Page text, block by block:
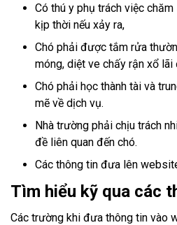
Có thú y phụ trách việc
kịp thời nếu xảy ra,
Chó phải được tắm rửa
móng, diệt ve chấy rận xổ lãi
Chó phải học thành tài và
mẽ về dịch vụ.
Nhà trường phải chịu trách
đề liên quan đến chó.
Các thông tin đưa lên
Tìm hiểu kỹ qua các
Các trường khi đưa thông tin vào